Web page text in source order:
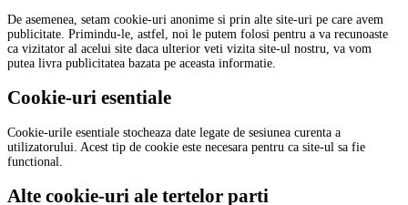
De asemenea, setam cookie-uri anonime si prin alte site-uri pe care avem
publicitate. Primindu-le, astfel, noi le putem folosi pentru a va recunoaste
ca vizitator al acelui site daca ulterior veti vizita site-ul nostru, va vom
putea livra publicitatea bazata pe aceasta informatie.
Cookie-uri esentiale
Cookie-urile esentiale stocheaza date legate de sesiunea curenta a
utilizatorului. Acest tip de cookie este necesara pentru ca site-ul sa fie
functional.
Alte cookie-uri ale tertelor parti